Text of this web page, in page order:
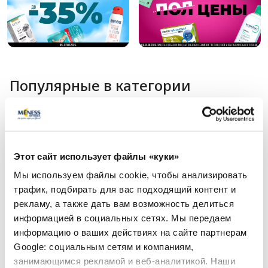
Этот сайт использует файлы «куки»
Мы используем файлы cookie, чтобы анализировать
трафик, подбирать для вас подходящий контент и
рекламу, а также дать вам возможность делиться
информацией в социальных сетях. Мы передаем
информацию о ваших действиях на сайте партнерам
Google: социальным сетям и компаниям,
занимающимся рекламой и веб-аналитикой. Наши
Популярные в категории
Безрецептурные лекарства
PROCTO-GLYVENOL 400 mg/40
Безрецептурные
PROCTO-